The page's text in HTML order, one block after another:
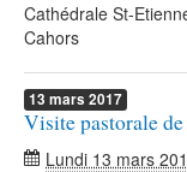
Cathédrale St-
Cahors
13 mars 2017
Visite pastorale
Lundi 13 mars